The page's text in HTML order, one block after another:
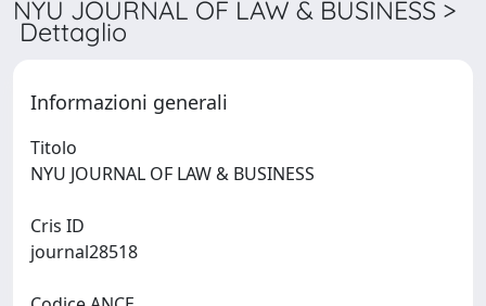
NYU JOURNAL OF LAW & BUSINESS >
Dettaglio
Informazioni generali
Titolo
Cris ID